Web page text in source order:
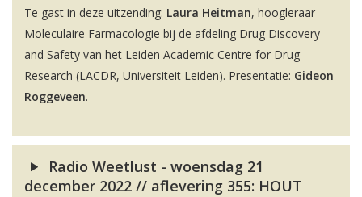
Te gast in deze uitzending: Laura Heitman, hoogleraar
Moleculaire Farmacologie bij de afdeling Drug Discovery
and Safety van het Leiden Academic Centre for Drug
Research (LACDR, Universiteit Leiden). Presentatie: Gideon
Roggeveen.
Radio Weetlust - woensdag 21
december 2022 // aflevering 355: HOUT